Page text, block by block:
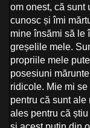
om onest, că sunt
cunosc și îmi
mine însămi să le
greșelile mele.
propriile mele
posesiuni
ridicole. Mie mi
pentru că sunt
ales pentru că